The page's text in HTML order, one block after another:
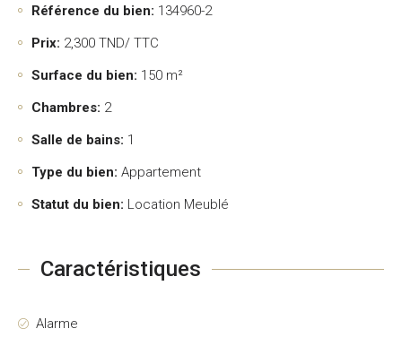
Référence du bien: 134960-2
Prix: 2,300 TND/ TTC
Surface du bien: 150 m²
Chambres: 2
Salle de bains: 1
Type du bien: Appartement
Statut du bien: Location Meublé
Caractéristiques
Alarme